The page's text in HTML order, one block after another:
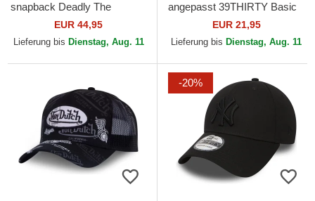
snapback Deadly The
Deadliest Scorpion The Farm
Goorin Bros.
EUR 44,95
Lieferung bis Dienstag, Aug. 11
angepasst 39THIRTY Basic
Flag von New Era
EUR 21,95
Lieferung bis Dienstag, Aug. 11
-20%